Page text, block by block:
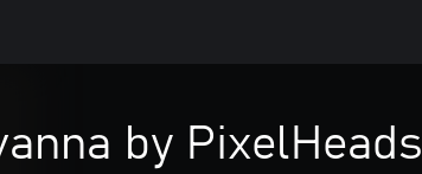
by PixelHeads